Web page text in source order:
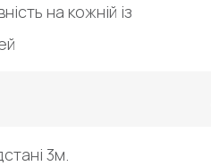
на кожній із
3м.